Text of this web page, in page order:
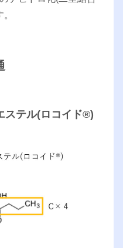
ステル(ロコイド®︎)